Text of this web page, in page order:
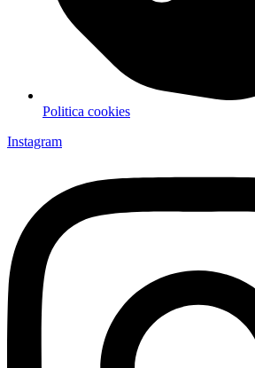
Politica cookies
Instagram